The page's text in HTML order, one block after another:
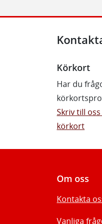
Körkort
Har du
Skriv till
körkort
Om oss
Kontakta
Vanliga